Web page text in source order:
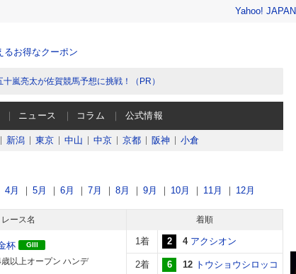
Yahoo! JAPAN
るお得なクーポン
十嵐亮太が佐賀競馬予想に挑戦！（PR）
ニュース コラム 公式情報
新潟 東京 中山 中京 京都 阪神 小倉
4月 5月 6月 7月 8月 9月 10月 11月 12月
レース名 着順
杯 GIII
以上オープン ハンデ
1着 2 4 アクシオン
2着 6 12 トウショウシロッコ